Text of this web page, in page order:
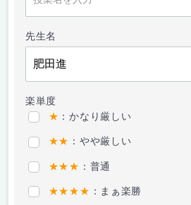
先生名
楽単度
★ ：かなり厳しい
★★ ：やや厳しい
★★★ ：普通
★★★★ ：まぁ楽勝